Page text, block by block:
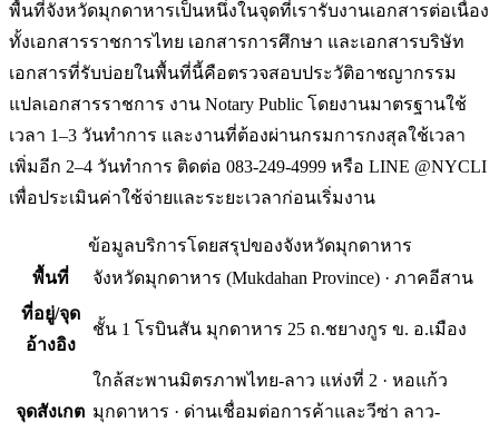
พื้นที่จังหวัดมุกดาหารเป็นหนึ่งในจุดที่เรารับงานเอกสารต่อเนื่อง
ทั้งเอกสารราชการไทย เอกสารการศึกษา และเอกสารบริษัท
เอกสารที่รับบ่อยในพื้นที่นี้คือตรวจสอบประวัติอาชญากรรม
แปลเอกสารราชการ งาน Notary Public โดยงานมาตรฐานใช้
เวลา 1–3 วันทำการ และงานที่ต้องผ่านกรมการกงสุลใช้เวลา
เพิ่มอีก 2–4 วันทำการ ติดต่อ 083-249-4999 หรือ LINE @NYCLI
เพื่อประเมินค่าใช้จ่ายและระยะเวลาก่อนเริ่มงาน
ข้อมูลบริการโดยสรุปของจังหวัดมุกดาหาร
พื้นที่
จังหวัดมุกดาหาร (Mukdahan Province) · ภาคอีสาน
ที่อยู่/จุด
อ้างอิง
ชั้น 1 โรบินสัน มุกดาหาร 25 ถ.ชยางกูร ข. อ.เมือง
จุดสังเกต
ใกล้สะพานมิตรภาพไทย-ลาว แห่งที่ 2 · หอแก้ว
มุกดาหาร · ด่านเชื่อมต่อการค้าและวีซ่า ลาว-